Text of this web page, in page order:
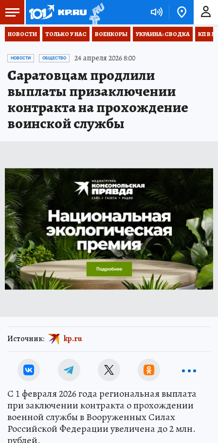
НОВОСТИ ТОЛЬКО У НАС ВОЕНКОРЫ УКРАИНА: СВОДКА КП В
НОВОСТИ ОБЩЕСТВО 24 апреля 2026 8:00
Саратовцам продлили
выплаты призаключении
контракта на прохождение
воинской службы
Источник: kp.ru
С 1 февраля 2026 года региональная выплата
при заключении контракта о прохождении
военной службы в Вооруженных Силах
Российской Федерации увеличена до 2 млн.
рублей.